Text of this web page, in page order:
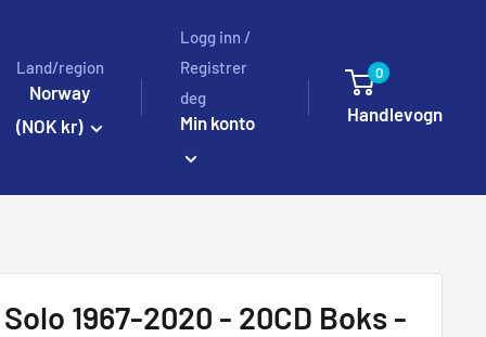
Land/region
Norway
(NOK kr)
Logg inn /
Registrer
deg
Min konto
0
Handlevogn
1967-2020 - 20CD Boks -